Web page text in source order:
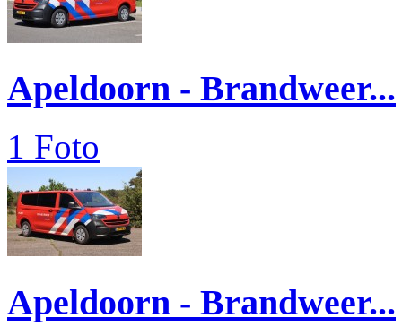
Apeldoorn - Brandweer...
1 Foto
Apeldoorn - Brandweer...